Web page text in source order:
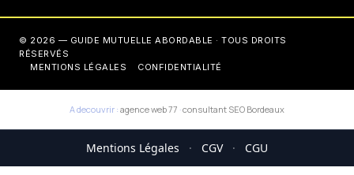
© 2026 — GUIDE MUTUELLE ABORDABLE · TOUS DROITS
RÉSERVÉS
MENTIONS LÉGALES
CONFIDENTIALITÉ
A decouvrir : agence web 77 ·consultant SEO Bordeaux
Mentions Légales · CGV · CGU